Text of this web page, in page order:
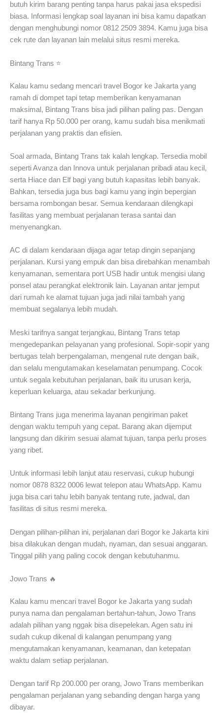
butuh kirim barang penting tanpa harus pakai jasa ekspedisi
biasa. Informasi lengkap soal layanan ini bisa kamu dapatkan
dengan menghubungi nomor 0812 2509 3894. Kamu juga bisa
cek rute dan layanan lain melalui situs resmi mereka.
Bintang Trans ⭐
Kalau kamu sedang mencari travel Bogor ke Jakarta yang
ramah di dompet tapi tetap memberikan kenyamanan
maksimal, Bintang Trans bisa jadi pilihan paling pas. Dengan
tarif hanya Rp 50.000 per orang, kamu sudah bisa menikmati
perjalanan yang praktis dan efisien.
Soal armada, Bintang Trans tak kalah lengkap. Tersedia mobil
seperti Avanza dan Innova untuk perjalanan pribadi atau kecil,
serta Hiace dan Elf bagi yang butuh kapasitas lebih banyak.
Bahkan, tersedia juga bus bagi kamu yang ingin bepergian
bersama rombongan besar. Semua kendaraan dilengkapi
fasilitas yang membuat perjalanan terasa santai dan
menyenangkan.
AC di dalam kendaraan dijaga agar tetap dingin sepanjang
perjalanan. Kursi yang empuk dan bisa direbahkan menambah
kenyamanan, sementara port USB hadir untuk mengisi ulang
ponsel atau perangkat elektronik lain. Layanan antar jemput
dari rumah ke alamat tujuan juga jadi nilai tambah yang
membuat segalanya lebih mudah.
Meski tarifnya sangat terjangkau, Bintang Trans tetap
mengedepankan pelayanan yang profesional. Sopir-sopir yang
bertugas telah berpengalaman, mengenal rute dengan baik,
dan selalu mengutamakan keselamatan penumpang. Cocok
untuk segala kebutuhan perjalanan, baik itu urusan kerja,
keperluan keluarga, atau sekadar berkunjung.
Bintang Trans juga menerima layanan pengiriman paket
dengan waktu tempuh yang cepat. Barang akan dijemput
langsung dan dikirim sesuai alamat tujuan, tanpa perlu proses
yang ribet.
Untuk informasi lebih lanjut atau reservasi, cukup hubungi
nomor 0878 8322 0006 lewat telepon atau WhatsApp. Kamu
juga bisa cari tahu lebih banyak tentang rute, jadwal, dan
fasilitas di situs resmi mereka.
Dengan pilihan-pilihan ini, perjalanan dari Bogor ke Jakarta kini
bisa dilakukan dengan mudah, nyaman, dan sesuai anggaran.
Tinggal pilih yang paling cocok dengan kebutuhanmu.
Jowo Trans 🔥
Kalau kamu mencari travel Bogor ke Jakarta yang sudah
punya nama dan pengalaman bertahun-tahun, Jowo Trans
adalah pilihan yang nggak bisa disepelekan. Agen satu ini
sudah cukup dikenal di kalangan penumpang yang
mengutamakan kenyamanan, keamanan, dan ketepatan
waktu dalam setiap perjalanan.
Dengan tarif Rp 200.000 per orang, Jowo Trans memberikan
pengalaman perjalanan yang sebanding dengan harga yang
dibayar.